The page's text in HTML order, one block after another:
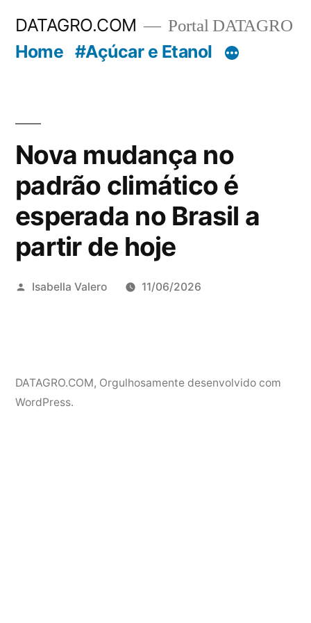
DATAGRO.COM Portal DATAGRO
Home #Açúcar e Etanol
Nova mudança no
padrão climático é
esperada no Brasil a
partir de hoje
Publicado
Isabella Valero 11/06/2026
DATAGRO.COM, Orgulhosamente desenvolvido com
WordPress.